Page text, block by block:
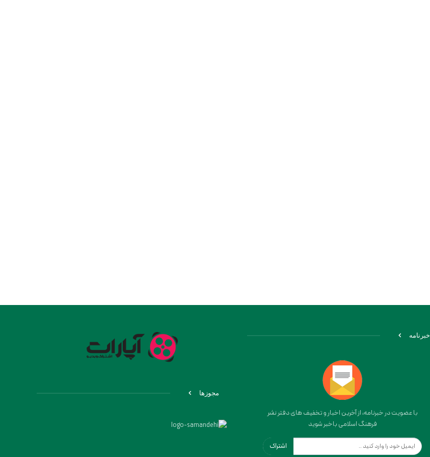
خبرنامه
با عضویت در خبرنامه، از آخرین اخبار و تخفیف های دفتر نشر
فرهنگ اسلامی باخبر شوید
اشتراک
مجوزها